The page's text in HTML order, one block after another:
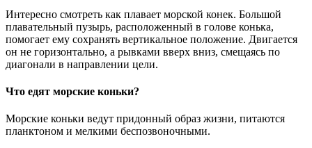
Интересно смотреть как плавает морской конек. Большой
плавательный пузырь, расположенный в голове конька,
помогает ему сохранять вертикальное положение. Двигается
он не горизонтально, а рывками вверх вниз, смещаясь по
диагонали в направлении цели.
Что едят морские коньки?
Морские коньки ведут придонный образ жизни, питаются
планктоном и мелкими беспозвоночными.